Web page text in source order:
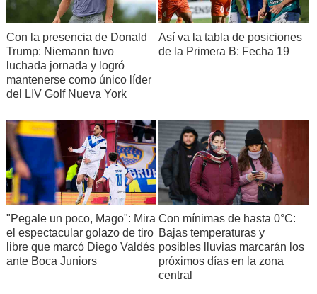
Con la presencia de Donald
Trump: Niemann tuvo
luchada jornada y logró
mantenerse como único líder
del LIV Golf Nueva York
Así va la tabla de posiciones
de la Primera B: Fecha 19
"Pegale un poco, Mago": Mira
el espectacular golazo de tiro
libre que marcó Diego Valdés
ante Boca Juniors
Con mínimas de hasta 0°C:
Bajas temperaturas y
posibles lluvias marcarán los
próximos días en la zona
central